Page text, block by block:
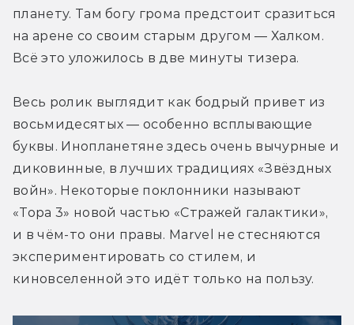
планету. Там богу грома предстоит сразиться
на арене со своим старым другом — Халком.
Всё это уложилось в две минуты тизера.
Весь ролик выглядит как бодрый привет из
восьмидесятых — особенно всплывающие
буквы. Инопланетяне здесь очень вычурные и
диковинные, в лучших традициях «Звёздных
войн». Некоторые поклонники называют
«Тора 3» новой частью «Стражей галактики»,
и в чём-то они правы. Marvel не стесняются
экспериментировать со стилем, и
киновселенной это идёт только на пользу.